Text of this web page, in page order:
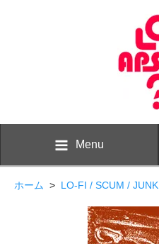
Menu
ホーム > LO-FI / SCUM / JUNK